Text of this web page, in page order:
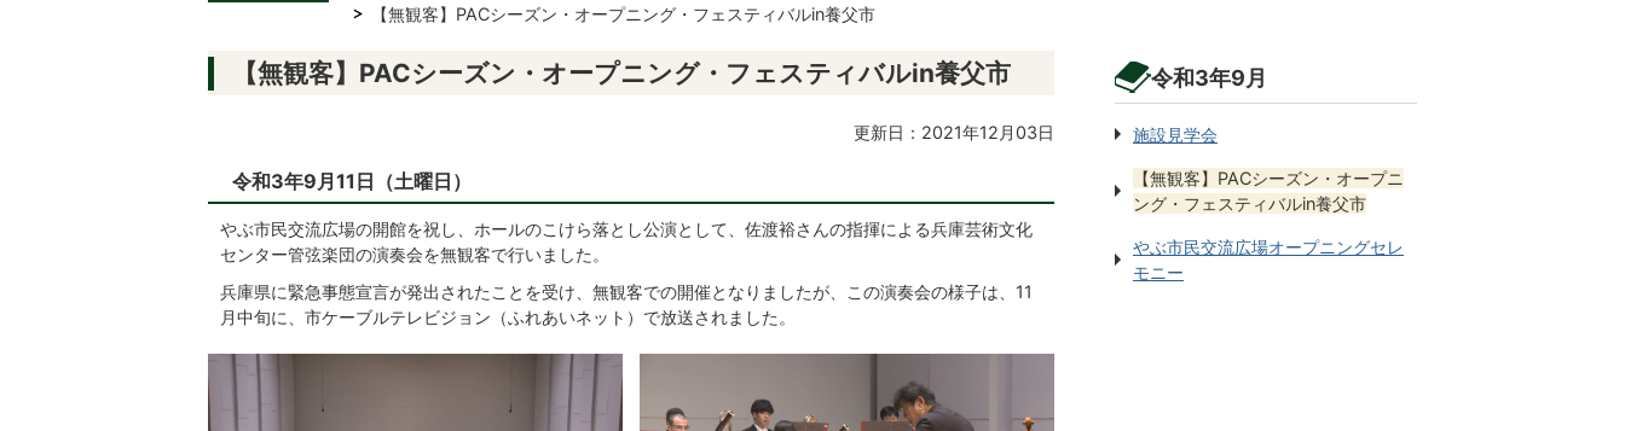
【無観客】PACシーズン・オープニング・フェスティバルin養父市
【無観客】PACシーズン・オープニング・フェスティバルin養父市
更新日：2021年12月03日
令和3年9月11日（土曜日）
やぶ市民交流広場の開館を祝し、ホールのこけら落とし公演として、佐渡裕さんの指揮による兵庫芸術文化
センター管弦楽団の演奏会を無観客で行いました。
兵庫県に緊急事態宣言が発出されたことを受け、無観客での開催となりましたが、この演奏会の様子は、11
月中旬に、市ケーブルテレビジョン（ふれあいネット）で放送されました。
令和3年9月
施設見学会
【無観客】PACシーズン・オープニ
ング・フェスティバルin養父市
やぶ市民交流広場オープニングセレ
モニー